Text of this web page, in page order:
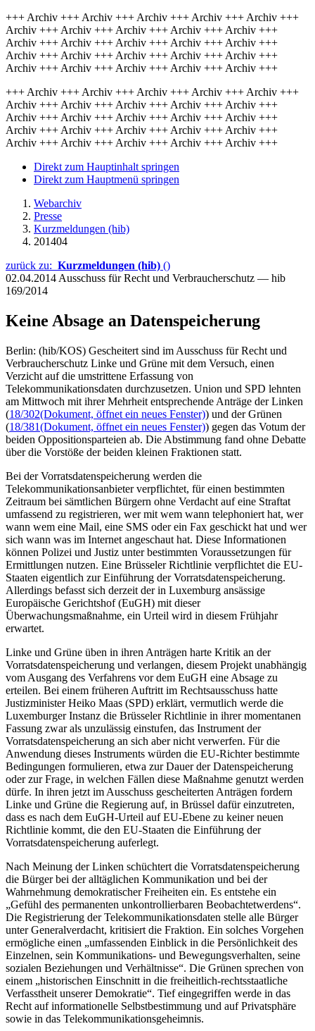
+++ Archiv +++ Archiv +++ Archiv +++ Archiv +++ Archiv +++
Archiv +++ Archiv +++ Archiv +++ Archiv +++ Archiv +++
Archiv +++ Archiv +++ Archiv +++ Archiv +++ Archiv +++
Archiv +++ Archiv +++ Archiv +++ Archiv +++ Archiv +++
Archiv +++ Archiv +++ Archiv +++ Archiv +++ Archiv +++
+++ Archiv +++ Archiv +++ Archiv +++ Archiv +++ Archiv +++
Archiv +++ Archiv +++ Archiv +++ Archiv +++ Archiv +++
Archiv +++ Archiv +++ Archiv +++ Archiv +++ Archiv +++
Archiv +++ Archiv +++ Archiv +++ Archiv +++ Archiv +++
Archiv +++ Archiv +++ Archiv +++ Archiv +++ Archiv +++
Direkt zum Hauptinhalt springen
Direkt zum Hauptmenü springen
Webarchiv
Presse
Kurzmeldungen (hib)
201404
zurück zu: Kurzmeldungen (hib) ()
02.04.2014 Ausschuss für Recht und Verbraucherschutz — hib
169/2014
Keine Absage an Datenspeicherung
Berlin: (hib/KOS) Gescheitert sind im Ausschuss für Recht und
Verbraucherschutz Linke und Grüne mit dem Versuch, einen
Verzicht auf die umstrittene Erfassung von
Telekommunikationsdaten durchzusetzen. Union und SPD lehnten
am Mittwoch mit ihrer Mehrheit entsprechende Anträge der Linken
(18/302(Dokument, öffnet ein neues Fenster)) und der Grünen
(18/381(Dokument, öffnet ein neues Fenster)) gegen das Votum der
beiden Oppositionsparteien ab. Die Abstimmung fand ohne Debatte
über die Vorstöße der beiden kleinen Fraktionen statt.
Bei der Vorratsdatenspeicherung werden die
Telekommunikationsanbieter verpflichtet, für einen bestimmten
Zeitraum bei sämtlichen Bürgern ohne Verdacht auf eine Straftat
umfassend zu registrieren, wer mit wem wann telephoniert hat, wer
wann wem eine Mail, eine SMS oder ein Fax geschickt hat und wer
sich wann was im Internet angeschaut hat. Diese Informationen
können Polizei und Justiz unter bestimmten Voraussetzungen für
Ermittlungen nutzen. Eine Brüsseler Richtlinie verpflichtet die EU-
Staaten eigentlich zur Einführung der Vorratsdatenspeicherung.
Allerdings befasst sich derzeit der in Luxemburg ansässige
Europäische Gerichtshof (EuGH) mit dieser
Überwachungsmaßnahme, ein Urteil wird in diesem Frühjahr
erwartet.
Linke und Grüne üben in ihren Anträgen harte Kritik an der
Vorratsdatenspeicherung und verlangen, diesem Projekt unabhängig
vom Ausgang des Verfahrens vor dem EuGH eine Absage zu
erteilen. Bei einem früheren Auftritt im Rechtsausschuss hatte
Justizminister Heiko Maas (SPD) erklärt, vermutlich werde die
Luxemburger Instanz die Brüsseler Richtlinie in ihrer momentanen
Fassung zwar als unzulässig einstufen, das Instrument der
Vorratsdatenspeicherung an sich aber nicht verwerfen. Für die
Anwendung dieses Instruments würden die EU-Richter bestimmte
Bedingungen formulieren, etwa zur Dauer der Datenspeicherung
oder zur Frage, in welchen Fällen diese Maßnahme genutzt werden
dürfe. In ihren jetzt im Ausschuss gescheiterten Anträgen fordern
Linke und Grüne die Regierung auf, in Brüssel dafür einzutreten,
dass es nach dem EuGH-Urteil auf EU-Ebene zu keiner neuen
Richtlinie kommt, die den EU-Staaten die Einführung der
Vorratsdatenspeicherung auferlegt.
Nach Meinung der Linken schüchtert die Vorratsdatenspeicherung
die Bürger bei der alltäglichen Kommunikation und bei der
Wahrnehmung demokratischer Freiheiten ein. Es entstehe ein
„Gefühl des permanenten unkontrollierbaren Beobachtetwerdens“.
Die Registrierung der Telekommunikationsdaten stelle alle Bürger
unter Generalverdacht, kritisiert die Fraktion. Ein solches Vorgehen
ermögliche einen „umfassenden Einblick in die Persönlichkeit des
Einzelnen, sein Kommunikations- und Bewegungsverhalten, seine
sozialen Beziehungen und Verhältnisse“. Die Grünen sprechen von
einem „historischen Einschnitt in die freiheitlich-rechtsstaatliche
Verfasstheit unserer Demokratie“. Tief eingegriffen werde in das
Recht auf informationelle Selbstbestimmung und auf Privatsphäre
sowie in das Telekommunikationsgeheimnis.